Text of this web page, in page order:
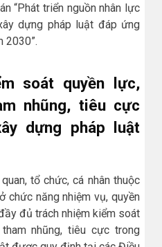
“Phát triển nguồn nhân lực
dựng pháp luật đáp ứng
2030”.
soát quyền lực,
nhũng, tiêu cực
dựng pháp luật
tổ chức, cá nhân thuộc
chức năng nhiệm vụ, quyền
đủ trách nhiệm kiểm soát
nhũng, tiêu cực trong